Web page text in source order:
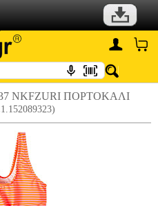
NKFZURI ΠΟΡΤΟΚΑΛΙ